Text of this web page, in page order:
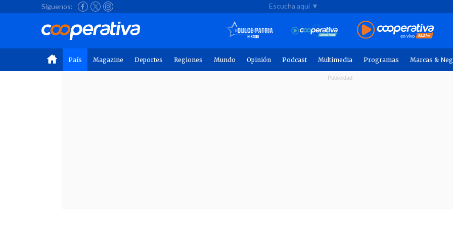
Síguenos: Escucha aquí ▼
País Magazine Deportes Regiones Mundo Opinión Podcast Multimedia Programas Marcas &